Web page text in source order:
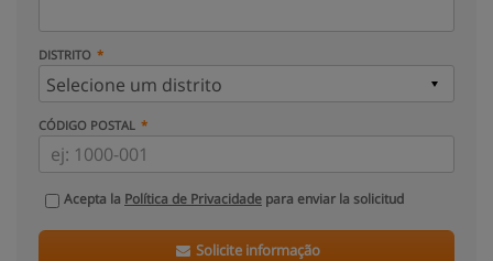
DISTRITO
CÓDIGO POSTAL
Acepta la Política de Privacidade para enviar la solicitud
Solicite informação